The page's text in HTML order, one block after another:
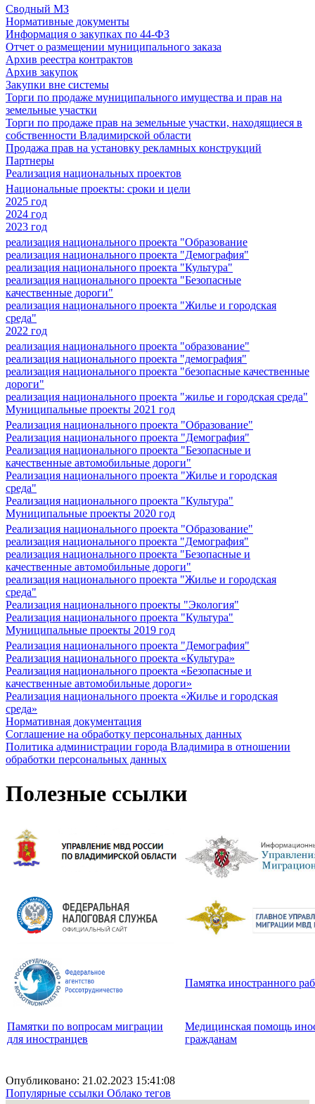
Сводный МЗ
Нормативные документы
Информация о закупках по 44-ФЗ
Отчет о размещении муниципального заказа
Архив реестра контрактов
Архив закупок
Закупки вне системы
Торги по продаже муниципального имущества и прав на
земельные участки
Торги по продаже прав на земельные участки, находящиеся в
собственности Владимирской области
Продажа прав на установку рекламных конструкций
Партнеры
Реализация национальных проектов
Национальные проекты: сроки и цели
2025 год
2024 год
2023 год
реализация национального проекта "Образование
реализация национального проекта "Демография"
реализация национального проекта "Культура"
реализация национального проекта "Безопасные
качественные дороги"
реализация национального проекта "Жилье и городская
среда"
2022 год
реализация национального проекта "образование"
реализация национального проекта "демография"
реализация национального проекта "безопасные качественные
дороги"
реализация национального проекта "жилье и городская среда"
Муниципальные проекты 2021 год
Реализация национального проекта "Образование"
Реализация национального проекта "Демография"
Реализация национального проекта "Безопасные и
качественные автомобильные дороги"
Реализация национального проекта "Жилье и городская
среда"
Реализация национального проекта "Культура"
Муниципальные проекты 2020 год
Реализация национального проекта "Образование"
реализация национального проекта "Демография"
реализация национального проекта "Безопасные и
качественные автомобильные дороги"
реализация национального проекта "Жилье и городская
среда"
Реализация национального проекты "Экология"
Реализация национального проекта "Культура"
Муниципальные проекты 2019 год
Реализация национального проекта "Демография"
Реализация национального проекта «Культура»
Реализация национального проекта «Безопасные и
качественные автомобильные дороги»
Реализация национального проекта «Жилье и городская
среда»
Нормативная документация
Соглашение на обработку персональных данных
Политика администрации города Владимира в отношении
обработки персональных данных
Полезные ссылки
Памятка иностранного
Памятки по вопросам миграции
для иностранцев
Медицинская помощь
гражданам
Опубликовано: 21.02.2023 15:41:08
Популярные ссылки Облако тегов